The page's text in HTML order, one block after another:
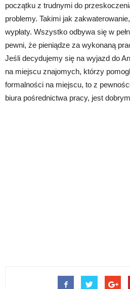
początku z trudnymi do
problemy. Takimi jak
wypłaty. Wszystko odbywa się w
pewni, że pieniądze za wykonaną
Jeśli decydujemy się na wyjazd do
na miejscu znajomych, którzy
formalności na miejscu, to z
biura pośrednictwa pracy, jest